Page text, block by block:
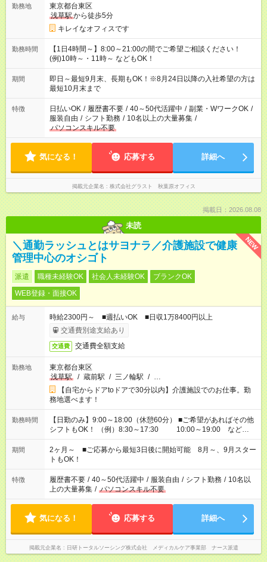
勤務地
東京都台東区
浅草駅から徒歩5分
キレイなオフィスです
勤務時間
【1日4時間～】8:00～21:00の間でご希望ご相談ください！
(例)10時～・11時～ などもOK！
期間
即日～最短9月末、長期もOK！※8月24日以降の入社希望の方は
最短10月末まで
特徴 日払いOK / 履歴書不要 / 40～50代活躍中 / 副業・WワークOK /
服装自由 / シフト勤務 / 10名以上の大量募集 /
パソコンスキル不要
気になる！ 応募する 詳細へ
掲載元企業名 株式会社グラスト 秋葉原オフィス
掲載日：2026.08.08
未読
NEW
＼通勤ラッシュとはサヨナラ／介護施設で健康
管理中心のオシゴト
派遣 職種未経験OK 社会人未経験OK
ブランクOK
WEB登録・面接OK
給与
時給2300円～ ■週払いOK ■日収1万8400円以上
交通費別途支給あり
交通費 交通費全額支給
勤務地
東京都台東区
浅草駅
/ 蔵前駅 / 三ノ輪駅 / …
【自宅からドアtoドアで30分以内】介護施設でのお仕事。勤
務地選べます！
勤務時間
【日勤のみ】9:00～18:00（休憩60分） ■ご希望があればその他
シフトもOK！ （例）8:30～17:30 10:00～19:00 など
「家族とお休みを合わせたい」 「余裕を持って夕飯の準備がし
たい」 「できれば残業はしたくない」 など、ご希望があれば教
えてくださいね。 ※Wワーク希望の方へ 今ご覧のお仕事で希望
する勤務時間と、もう1つのお仕事の勤務時間。 合計で週40時
間を超える場合は応募できません
期間
2ヶ月～ ■ご応募から最短3日後に開始可能 8月～、9月スター
トもOK！
特徴 履歴書不要 / 40～50代活躍中 / 服装自由 / シフト勤務 / 10名以
上の大量募集 / パソコンスキル不要
気になる！ 応募する 詳細へ
掲載元企業名 日研トータルソーシング株式会社 メディカルケア事業部 ナース派遣